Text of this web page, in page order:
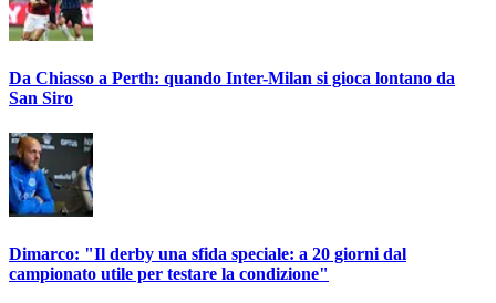
Da Chiasso a Perth: quando Inter-Milan si gioca lontano da
San Siro
Dimarco: "Il derby una sfida speciale: a 20 giorni dal
campionato utile per testare la condizione"